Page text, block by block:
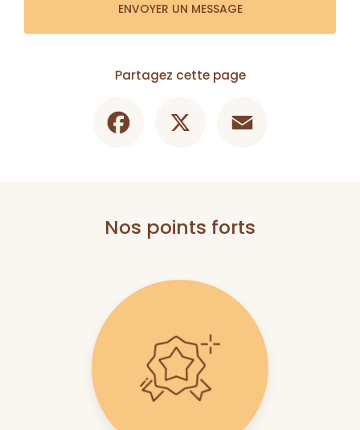
ENVOYER UN MESSAGE
Partagez cette page
Nos points forts